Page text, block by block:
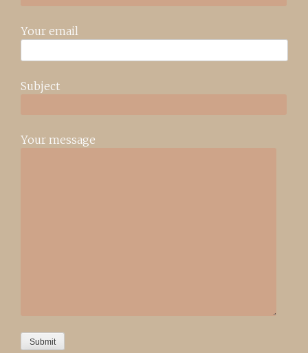
Your email
Subject
Your message